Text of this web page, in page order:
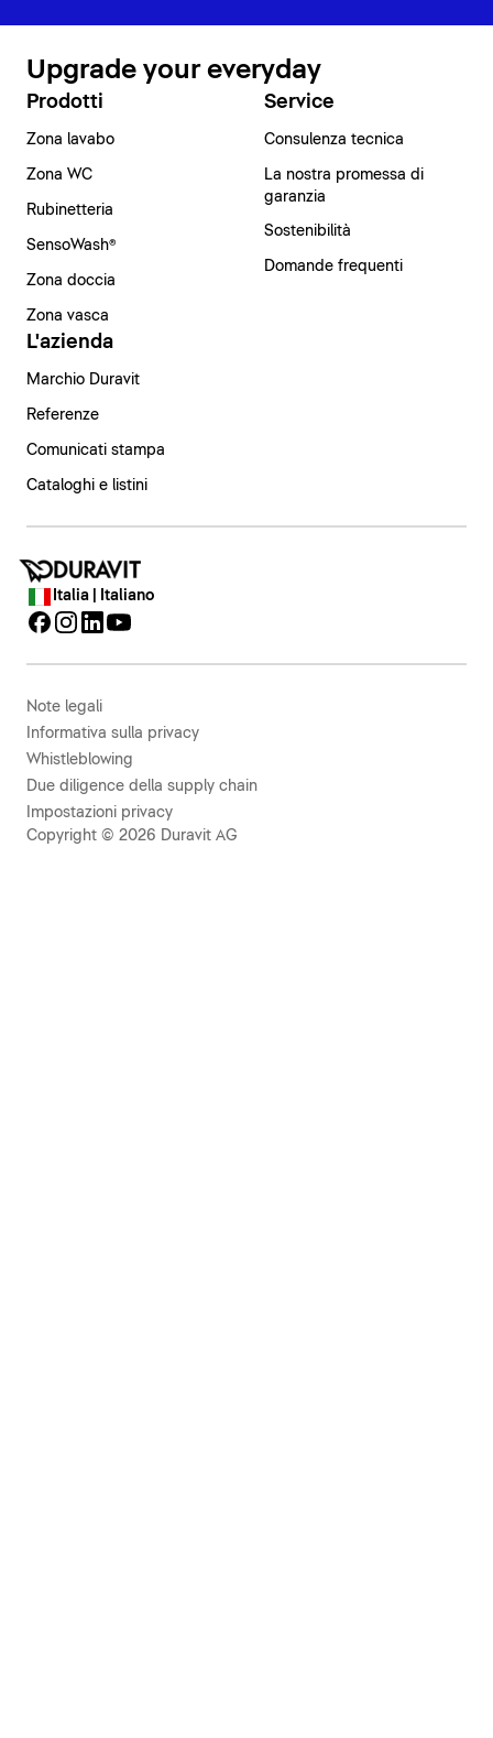
Upgrade your everyday
Prodotti
Zona lavabo
Zona WC
Rubinetteria
SensoWash®
Zona doccia
Zona vasca
Service
Consulenza tecnica
La nostra promessa di
garanzia
Sostenibilità
Domande frequenti
L'azienda
Marchio Duravit
Referenze
Comunicati stampa
Cataloghi e listini
Italia | Italiano
Note legali
Informativa sulla privacy
Whistleblowing
Due diligence della supply chain
Impostazioni privacy
Copyright © 2026 Duravit AG